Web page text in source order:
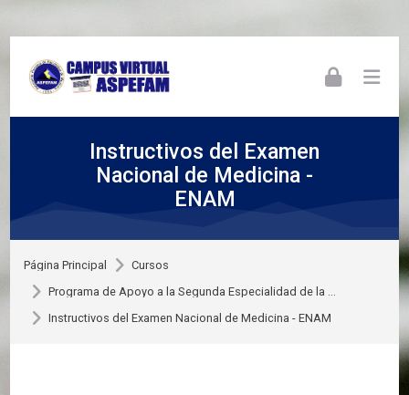
Instructivos del Examen
Nacional de Medicina -
ENAM
Página Principal
Cursos
Programa de Apoyo a la Segunda Especialidad de la ...
Instructivos del Examen Nacional de Medicina - ENAM